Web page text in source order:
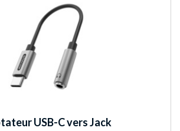
USB-C vers Jack